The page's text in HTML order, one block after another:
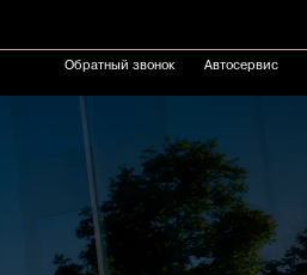
Обратный звонок Автосервис
Добавлено автомобилей 0
Добавлено автомобилей